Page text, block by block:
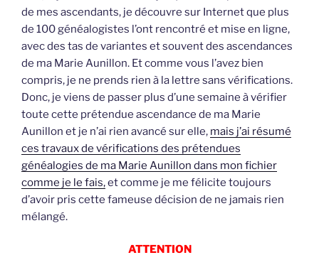
de mes ascendants, je découvre sur Internet que plus
de 100 généalogistes l’ont rencontré et mise en ligne,
avec des tas de variantes et souvent des ascendances
de ma Marie Aunillon. Et comme vous l’avez bien
compris, je ne prends rien à la lettre sans vérifications.
Donc, je viens de passer plus d’une semaine à vérifier
toute cette prétendue ascendance de ma Marie
Aunillon et je n’ai rien avancé sur elle, mais j’ai résumé
ces travaux de vérifications des prétendues
généalogies de ma Marie Aunillon dans mon fichier
comme je le fais,et comme je me félicite toujours
d’avoir pris cette fameuse décision de ne jamais rien
mélangé.
ATTENTION